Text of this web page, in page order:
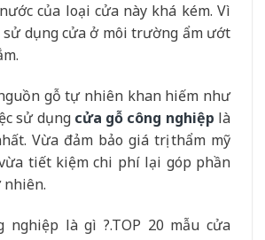
của loại cửa này khá kém. Vì
dụng cửa ở môi trường ẩm ướt
gỗ tự nhiên khan hiếm như
sử dụng cửa gỗ công nghiệp là
Vừa đảm bảo giá trị thẩm mỹ
tiết kiệm chi phí lại góp phần
nhiên.